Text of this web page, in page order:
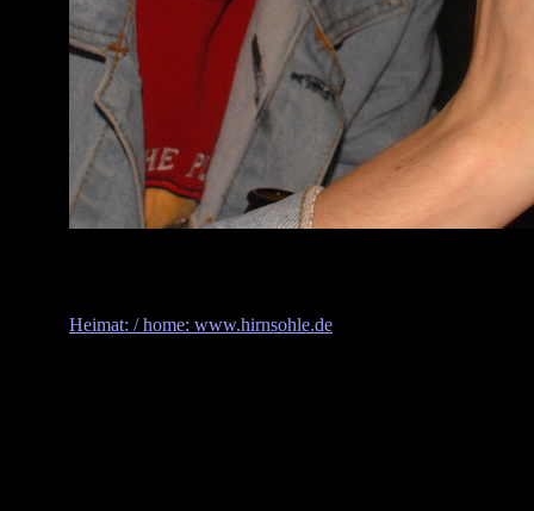
Heimat: / home: www.hirnsohle.de